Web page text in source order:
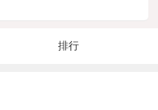
排行